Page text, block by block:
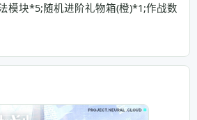
模块*5;随机进阶礼物箱(橙)*1;作战数